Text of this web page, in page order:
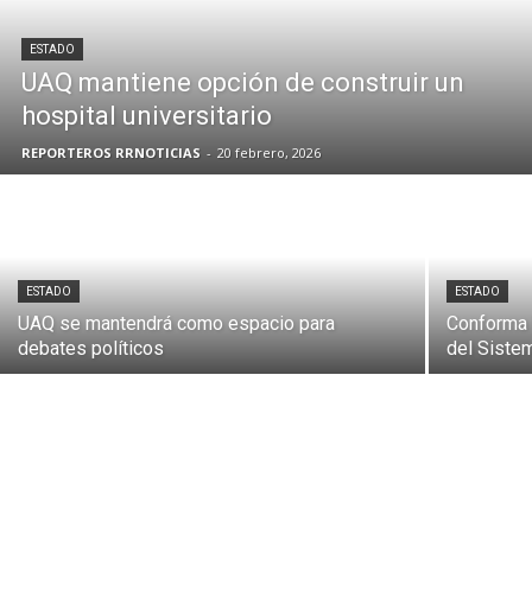
ESTADO
UAQ mantiene opción de construir un
hospital universitario
REPORTEROS RRNOTICIAS - 20 febrero, 2026
ESTADO
UAQ se mantendrá como espacio para
debates políticos
ESTADO
del